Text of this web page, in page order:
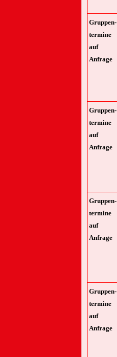
Gruppen-
termine
auf
Anfrage
Gruppen-
termine
auf
Anfrage
Gruppen-
termine
auf
Anfrage
Gruppen-
termine
auf
Anfrage